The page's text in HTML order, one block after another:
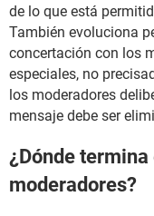
de lo que está
También evoluciona
concertación con los
especiales, no
los moderadores
mensaje debe ser
¿Dónde
moderadores?